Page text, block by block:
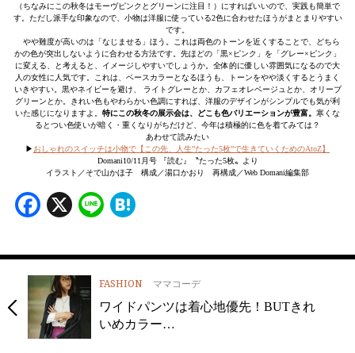
（ちなみにこの秋冬はモーヴピンクとグリーンに注目！）にすればいいので、実践も簡単で
す。ただし派手な印象なので、小物は洋服に使っている2色に合わせたほうがまとまりやすい
です。
やや難度が高いのは「なじませる」ほう。これは両色のトーンを近くすることで、どちら
かの色が突出しないように合わせる方法です。先ほどの「黒×ピンク」を「グレー×ピンク」
に変える、と考えると、イメージしやすいでしょうか。全体的に優しい雰囲気になるので大
人の女性に人気です。これは、ベースカラーとなるほうも、トーンをやや淡くするとうまく
いきやすい。黒やネイビーを避け、 ライトグレーとか、カフェオレベージュとか、オリーブ
グリーンとか。きれい色もやわらかい色調にすれば、洋服のデザインがシンプルでも気が利
いた感じになりますよ。 特にこの秋冬の展示会は、どこも色バリエーションが豊富。 寒くな
るとつい色使いが暗く・重くなりがちだけど、今年は積極的に色を着てみては？
あわせて読みたい
▶︎ おしゃれのスイッチは小物で【この先、人生”たった5枚”で生きていくためのAtoZ】
Domani10/11月号 『読む』〝たった5枚〟より
イラスト／そで山かほ子 構成／湯口かおり 再構成／Web Domani編集部
Facebook
X Line
FASHION ママコーデ
ワイドパンツは着心地優先！BUTきれ
いめカラー…